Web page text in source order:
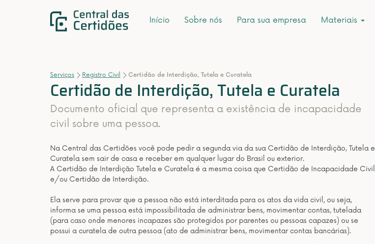
Início Sobre nós Para sua empresa Materiais
Serviços Registro Civil Certidão de Interdição, Tutela e Curatela
Certidão de Interdição, Tutela e Curatela
Documento oficial que representa a existência de incapacidade
civil sobre uma pessoa.
Na Central das Certidões você pode pedir a segunda via da sua Certidão de Interdição, Tutela e
Curatela sem sair de casa e receber em qualquer lugar do Brasil ou exterior.
A Certidão de Interdição Tutela e Curatela é a mesma coisa que Certidão de Incapacidade Civil
e/ou Certidão de Interdição.
Ela serve para provar que a pessoa não está interditada para os atos da vida civil, ou seja,
informa se uma pessoa está impossibilitada de administrar bens, movimentar contas, tutelada
(para caso onde menores incapazes são protegidos por parentes ou pessoas capazes) ou se
possui a curatela de outra pessoa (ato de administrar bens, movimentar contas bancárias).